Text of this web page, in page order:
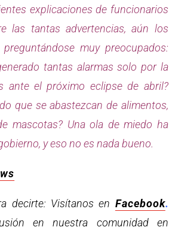
explicaciones de funcionarios
las tantas advertencias, aún los
muy preocupados:
tantas alarmas solo por la
ante el próximo eclipse de abril?
que se abastezcan de alimentos,
mascotas? Una ola de miedo ha
y eso no es nada bueno.
decirte: Visítanos en Facebook.
en nuestra comunidad en